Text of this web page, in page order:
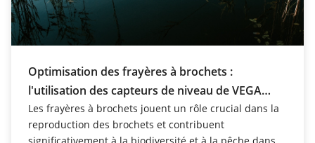
Optimisation des frayères à brochets :
l'utilisation des capteurs de niveau de VEGA
pour la stabilisation de l'eau
Les frayères à brochets jouent un rôle crucial dans la
reproduction des brochets et contribuent